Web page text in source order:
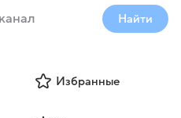
Найти
Избранные